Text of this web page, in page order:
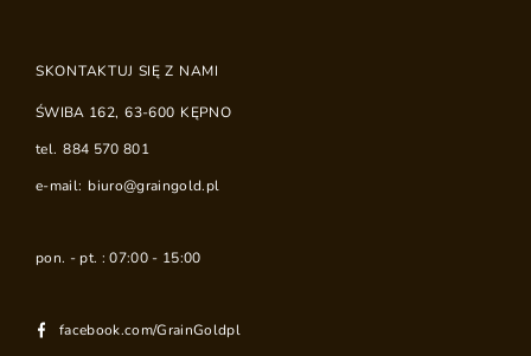
SKONTAKTUJ SIĘ Z NAMI
ŚWIBA 162, 63-600 KĘPNO
tel. 884 570 801
e-mail: biuro@graingold.pl
pon. - pt. : 07:00 - 15:00
facebook.com/GrainGoldpl